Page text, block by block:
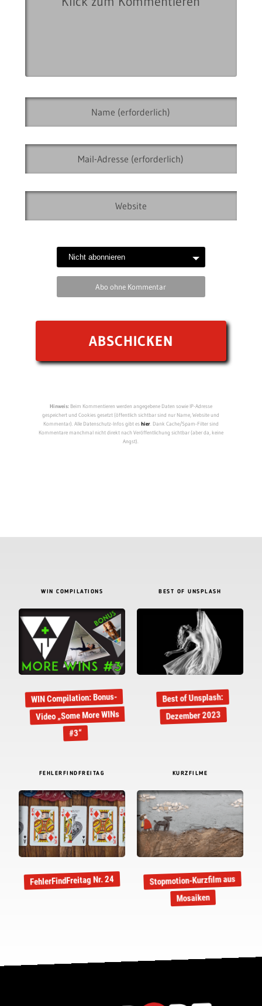
Abo ohne Kommentar
Hinweis:Beim Kommentieren werden angegebene Daten sowie IP-Adresse
gespeichert und Cookies gesetzt (öffentlich sichtbar sind nur Name, Website und
Kommentar). Alle Datenschutz-Infos gibt eshier. Dank Cache/Spam-Filter sind
Kommentare manchmal nicht direkt nach Veröffentlichung sichtbar (aber da, keine
Angst).
WIN COMPILATIONS
WIN Compilation: Bonus-
Video „Some More WINs
#3“
BEST OF UNSPLASH
Best of Unsplash:
Dezember 2023
FEHLERFINDFREITAG
FehlerFindFreitag Nr. 24
KURZFILME
Stopmotion-Kurzfilm aus
Mosaiken